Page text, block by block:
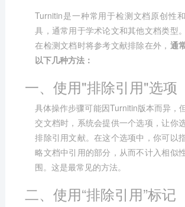
Turnitin是一种常用于检测文档原创性
具，通常用于学术论文和其他文档类型
在检测文档时将参考文献排除在外， 通
以下几种方法：
一、使用"排除引用"选项
具体操作步骤可能因Turnitin版本而异，
交文档时，系统会提供一个选项，让你
排除引用文献。在这个选项中，你可以
略文档中引用的部分，从而不计入相似
围。这是最常见的方法。
二、使用“排除引用”标记